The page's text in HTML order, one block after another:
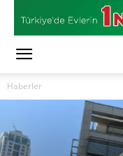
Haberler